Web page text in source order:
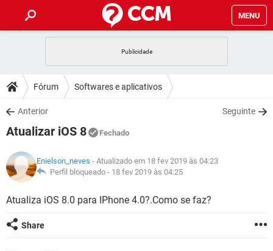
MENU
CELULAR FACEBOOK
OUTLOOK
INSTAGRAM
GUIA DE COMPRAS
DICAS
JOGOS WHATSAPP
INSTAGRAM GMAIL
GUIA DE COMPRAS
DOWNLOADS
JOGOS
CELULAR
OUTLOOK EXCEL
INSTAGRAM GMAIL
JOGOS WHATSAPP
CELULAR
OUTLOOK EXCEL
INSTAGRAM
GLOSSÁRIO
JOGOS WHATSAPP
Fórum Softwares e aplicativos
Anterior Seguinte
Atualizar iOS 8 Fechado
Enielson_neves - Atualizado em 18 fev 2019 às 04:23
Perfil bloqueado - 18 fev 2019 às 04:25
Atualiza iOS 8.0 para IPhone 4.0?.Como se faz?
Share